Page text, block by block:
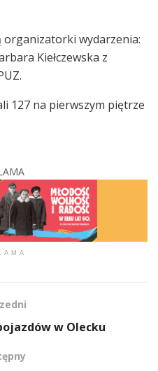
organizatorki wydarzenia:
Kiełczewska z
127 na pierwszym piętrze
w Olecku